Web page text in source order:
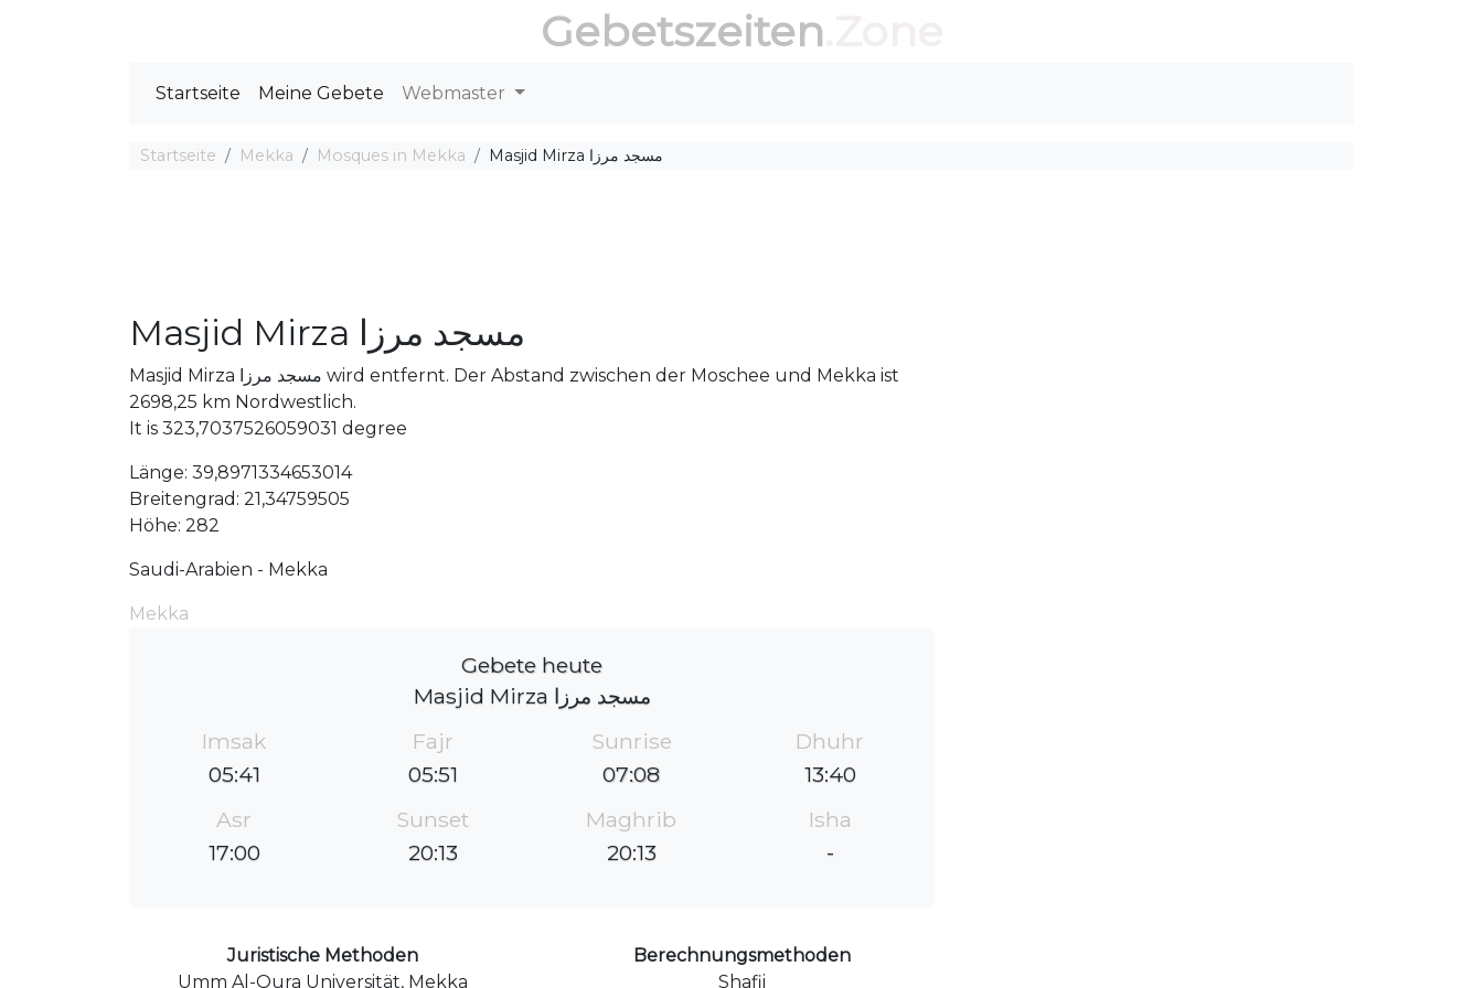
Gebetszeiten
Startseite Meine Gebete Webmaster
Startseite Mekka Mosques in Mekka Masjid Mirza مسجد مرزا
Masjid Mirza مسجد مرزا
Masjid Mirza مسجد مرزا wird entfernt. Der Abstand zwischen der Moschee und Mekka ist
2698,25 km Nordwestlich.
It is 323,7037526059031 degree
Länge: 39,8971334653014
Breitengrad: 21,34759505
Höhe: 282
Saudi-Arabien - Mekka
Mekka
Gebete heute
Masjid Mirza مسجد مرزا
Imsak
05:41
Fajr
05:51
Sunrise
07:08
Dhuhr
13:40
Asr
17:00
Sunset
20:13
Maghrib
20:13
Isha
-
Juristische Methoden
Umm Al-Qura Universität, Mekka
Berechnungsmethoden
Shafii